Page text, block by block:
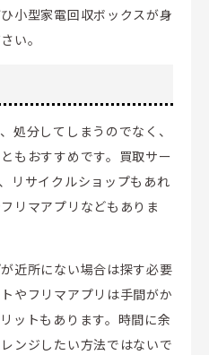
小型家電回収ボックスが身
い。
処分してしまうのでなく、
もおすすめです。買取サー
リサイクルショップもあれ
リマアプリなどもありま
近所にない場合は探す必要
やフリマアプリは手間がか
ットもあります。時間に余
ンジしたい方法ではないで